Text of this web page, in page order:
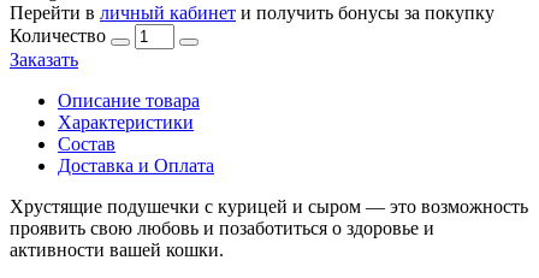
Перейти в личный кабинет и получить бонусы за покупку
Количество
Количество
товара
Лак-
во
кошек,
щие
подушечки,
здоровье
Заказать
Описание товара
Характеристики
Состав
Доставка и Оплата
Хрустящие подушечки с курицей и сыром — это возможность
проявить свою любовь и позаботиться о здоровье и
активности вашей кошки.